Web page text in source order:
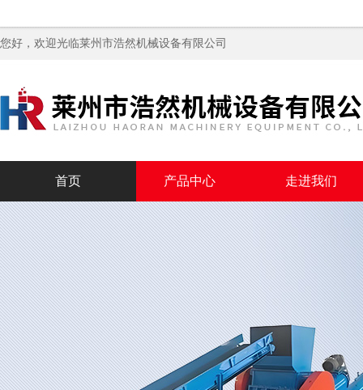
您好，欢迎光临莱州市浩然机械设备有限公司
首页 产品中心 走进我们